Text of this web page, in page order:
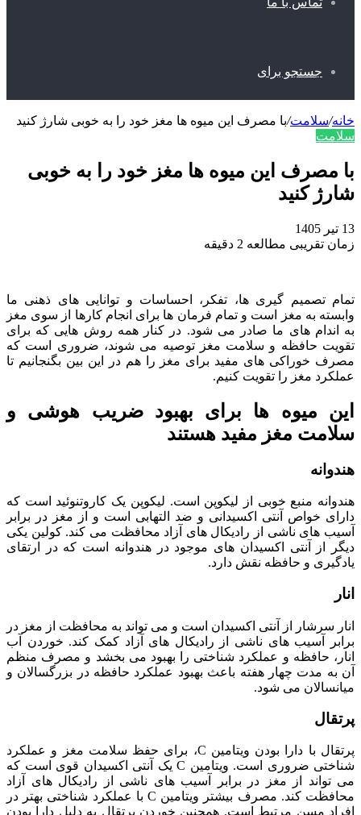
جستجو برای
خانه/سلامت/با مصرف این میوه‌ ها مغز خود را به خوبی شارژ کنید
سلامت
با مصرف این میوه‌ ها مغز خود را به خوبی
شارژ کنید
13 تیر 1405
زمان تقریبی مطالعه 2 دقیقه
تمام تصمیم‌ گیری‌ ها، تفکر، احساسات و توانایی‌ های ذهنی ما
وابسته به مغز است و تمام فرمان‌ ها برای انجام کارها از سوی مغز
به اندام‌ های ما صادر می‌ شود. در کنار همه روش‌ هایی که برای
تقویت حافظه و سلامت مغز توصیه می‌ شوند، ضروری است که
مصرف خوراکی‌ های مفید برای مغز را هم در این بین بگنجانیم تا
عملکرد مغز را تقویت کنیم.
این میوه‌ ها برای بهبود ضریب هوشی و
سلامت مغز مفید هستند
هندوانه
هندوانه منبع خوبی از لیکوپن است. لیکوپن یک کاروتنوئید است که
دارای خواص آنتی اکسیدانی و ضد التهابی است و از مغز در برابر
آسیب‌ های ناشی از رادیکال‌ های آزاد محافظت می‌ کند. کولین یکی
دیگر از آنتی اکسیدان‌ های موجود در هندوانه است که در ارتقای
یادگیری و حافظه نقش دارد.
انار
انار سرشار از آنتی اکسیدان است و می‌ تواند به محافظت از مغز در
برابر آسیب‌ های ناشی از رادیکال‌ های آزاد کمک کند. خوردن آب
انار، حافظه و عملکرد شناختی را بهبود می‌ بخشد و مصرف منظم
آن به مدت چهار هفته باعث بهبود عملکرد حافظه در بزرگسالان و
میانسالان می‌ شود.
پرتقال
پرتقال با دارا بودن ویتامین C، برای حفظ سلامت مغز و عملکرد
شناختی ضروری است. ویتامین C یک آنتی اکسیدان قوی است که
می‌ تواند از مغز در برابر آسیب‌ های ناشی از رادیکال‌ های آزاد
محافظت کند. مصرف بیشتر ویتامین C با عملکرد شناختی بهتر در
افراد مسن مرتبط است. همچنین خوردن پرتقال به دلیل دارا بودن